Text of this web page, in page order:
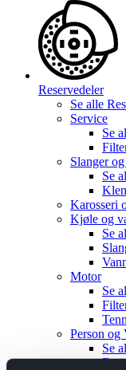
Reservedeler
Se alle
Service
Se
Slanger
Se
Karosseri
Kjøle og
Se
Motor
Se
Person og
Se